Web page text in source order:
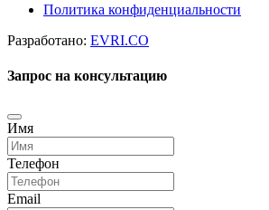
Политика конфиденциальности
Разработано: EVRI.CO
Запрос на консультацию
Имя
Телефон
Email